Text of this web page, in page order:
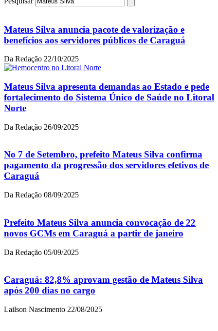
Mateus Silva anuncia pacote de valorização e
benefícios aos servidores públicos de Caraguá
Da Redação 22/10/2025
Mateus Silva apresenta demandas ao Estado e pede
fortalecimento do Sistema Único de Saúde no Litoral
Norte
Da Redação 26/09/2025
No 7 de Setembro, prefeito Mateus Silva confirma
pagamento da progressão dos servidores efetivos de
Caraguá
Da Redação 08/09/2025
Prefeito Mateus Silva anuncia convocação de 22
novos GCMs em Caraguá a partir de janeiro
Da Redação 05/09/2025
Caraguá: 82,8% aprovam gestão de Mateus Silva
após 200 dias no cargo
Lailson Nascimento 22/08/2025